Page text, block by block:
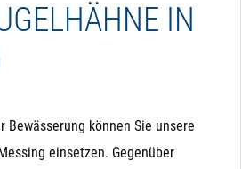
IN
Bewässerung können Sie unsere
einsetzen. Gegenüber